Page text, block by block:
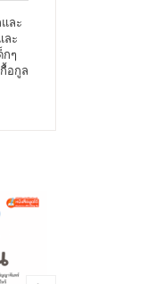
ละ
ละ
กๆ
อกูล